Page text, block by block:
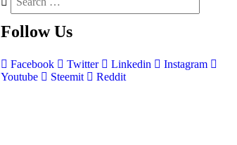
Follow Us
Facebook Twitter Linkedin
Instagram
Youtube
Steemit Reddit